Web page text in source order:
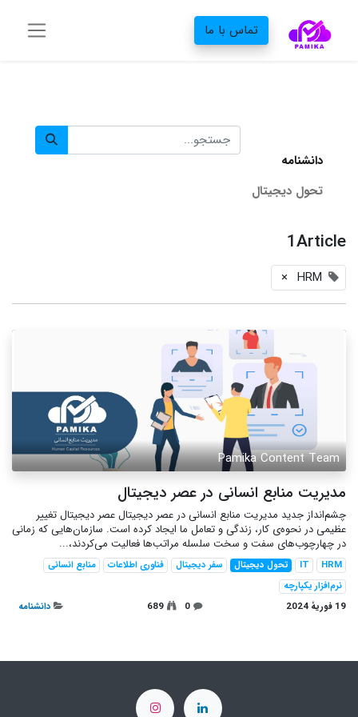
تماس با ما
دانشنامه‌
تحول دیجیتال
1Article
HRM
×
Pamika Content Team
مدیریت منابع انسانی در عصر دیجیتال
چشم‌انداز جدید مدیریت منابع انسانی در عصر دیجیتال عصر دیجیتال تغییر
عظیمی در نحوه‌ی کار، زندگی و تعامل ما ایجاد کرده است. سازمان‌هایی که زمانی
در چهارچوب‌های سفت و سخت سلسله‌ مراتب‌ها فعالیت می‌کردند،...
HRM
IT تحول دیجیتال سفر دیجیتال فناوری اطلاعات
منابع انسانی
نرم‌افزار یکپارچه
19 فوریهٔ 2024
0
689 دانشنامه‌